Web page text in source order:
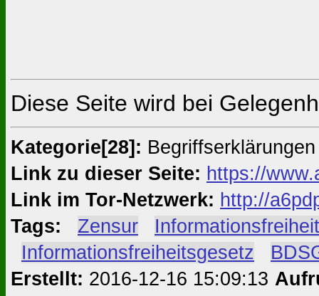
Diese Seite wird bei
Kategorie[28]:
Link zu dieser Seite: https://
Link im Tor-Netzwerk: http://
Tags:
Zensur
Informationsfreiheit
Informationsfreiheitsgesetz
Erstellt: 2016-12-16 15:09:13